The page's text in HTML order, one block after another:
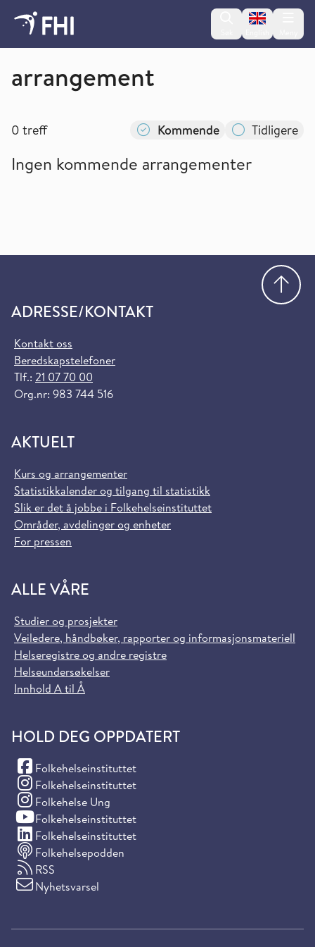
Change
CO-CREATE
arrangement
0 treff Kommende Tidligere
Ingen kommende arrangementer
ADRESSE/KONTAKT
Kontakt oss
Beredskapstelefoner
Tlf.: 21 07 70 00
Org.nr: 983 744 516
AKTUELT
Kurs og arrangementer
Statistikkalender og tilgang til statistikk
Slik er det å jobbe i Folkehelseinstituttet
Områder, avdelinger og enheter
For pressen
ALLE VÅRE
Studier og prosjekter
Veiledere, håndbøker, rapporter og informasjonsmateriell
Helseregistre og andre registre
Helseundersøkelser
Innhold A til Å
HOLD DEG OPPDATERT
Folkehelseinstituttet
(Facebook)
Folkehelseinstituttet
(Instagram)
Folkehelse Ung
(Instagram)
Folkehelseinstituttet
(YouTube)
Folkehelseinstituttet
(LinkedIn)
Folkehelsepodden
RSS
Nyhetsvarsel